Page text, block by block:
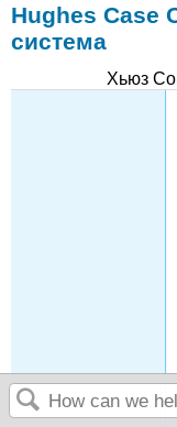
Hughes Case
система
Хьюз